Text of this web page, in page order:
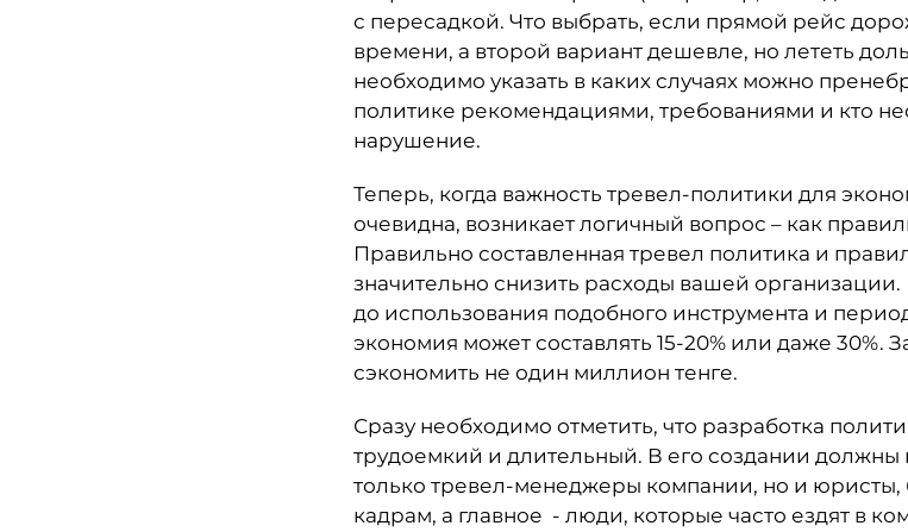
с пересадкой. Что выбрать, если прямой рейс
времени, а второй вариант дешевле, но лететь
необходимо указать в каких случаях можно
политике рекомендациями, требованиями и кто
нарушение.
Теперь, когда важность тревел-политики для
очевидна, возникает логичный вопрос – как
Правильно составленная тревел политика и
значительно снизить расходы вашей
до использования подобного инструмента и
экономия может составлять 15-20% или даже 30%.
сэкономить не один миллион тенге.
Сразу необходимо отметить, что разработка
трудоемкий и длительный. В его создании должны
только тревел-менеджеры компании, но и юристы,
кадрам, а главное - люди, которые часто ездят в